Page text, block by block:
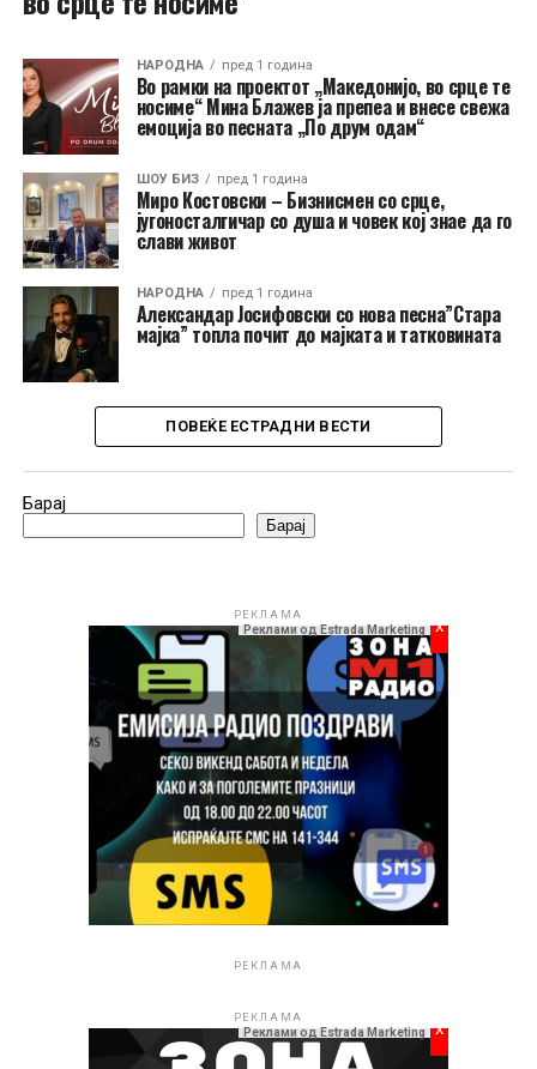
НАРОДНА пред 1 година
Во рамки на проектот „Македонијо, во срце те
носиме“ Мина Блажев ја препеа и внесе свежа
емоција во песната „По друм одам“
ШОУ БИЗ пред 1 година
Миро Костовски – Бизнисмен со срце,
југоносталгичар со душа и човек кој знае да го
слави живот
НАРОДНА пред 1 година
Александар Јосифовски со нова песна”Стара
мајка” топла почит до мајката и татковината
ПОВЕЌЕ ЕСТРАДНИ ВЕСТИ
Барај
Барај
РЕКЛАМА
Реклами од Estrada Marketing x
РЕКЛАМА
РЕКЛАМА
Реклами од Estrada Marketing x